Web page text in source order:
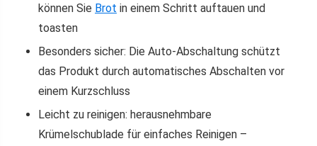
können Sie Brot in einem Schritt auftauen und
toasten
Besonders sicher: Die Auto-Abschaltung schützt
das Produkt durch automatisches Abschalten vor
einem Kurzschluss
Leicht zu reinigen: herausnehmbare
Krümelschublade für einfaches Reinigen –